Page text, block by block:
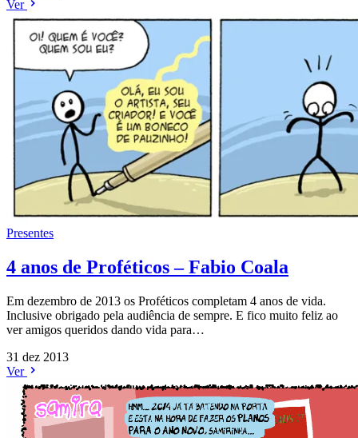
Ver
Presentes
4 anos de Proféticos – Fabio Coala
Em dezembro de 2013 os Proféticos completam 4 anos de vida.
Inclusive obrigado pela audiência de sempre. E fico muito feliz ao
ver amigos queridos dando vida para…
31 dez 2013
Ver